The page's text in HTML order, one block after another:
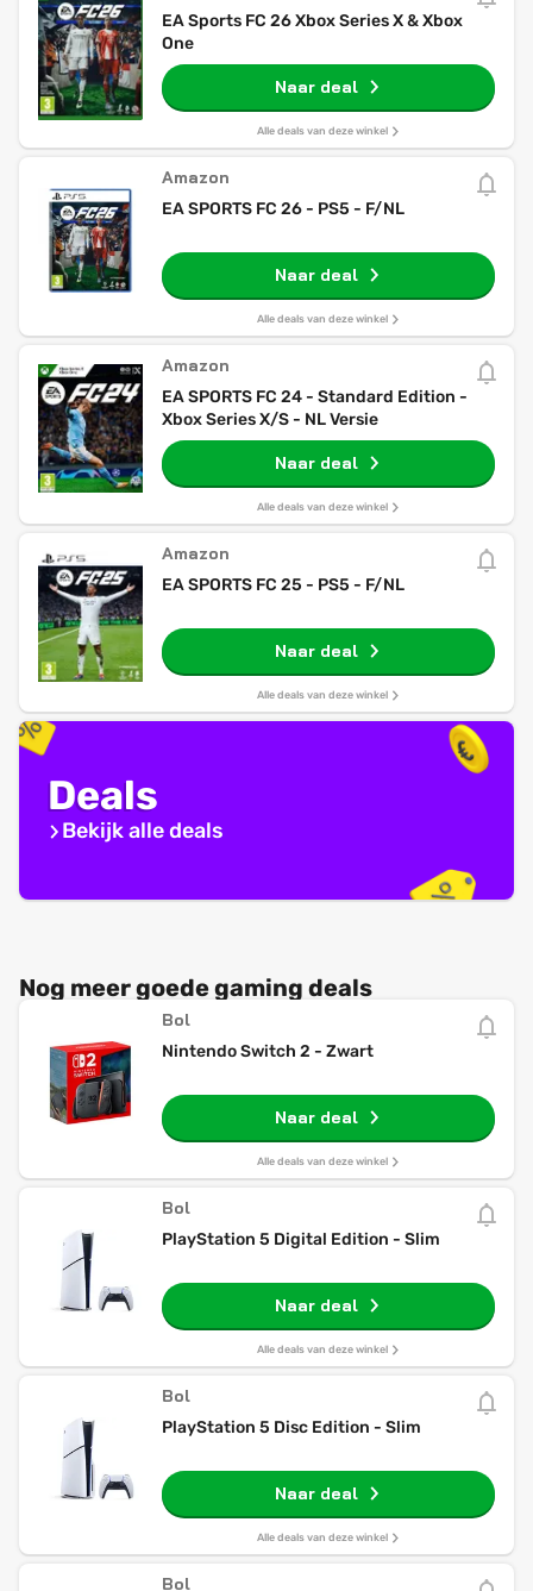
EA Sports FC 26 Xbox Series X & Xbox
One
Naar deal
Alle deals van deze winkel
Amazon
EA SPORTS FC 26 - PS5 - F/NL
Naar deal
Alle deals van deze winkel
Amazon
EA SPORTS FC 24 - Standard Edition -
Xbox Series X/S - NL Versie
Naar deal
Alle deals van deze winkel
Amazon
EA SPORTS FC 25 - PS5 - F/NL
Naar deal
Alle deals van deze winkel
Deals
Bekijk alle deals
Nog meer goede gaming deals
Bol
Nintendo Switch 2 - Zwart
Naar deal
Alle deals van deze winkel
Bol
PlayStation 5 Digital Edition - Slim
Naar deal
Alle deals van deze winkel
Bol
PlayStation 5 Disc Edition - Slim
Naar deal
Alle deals van deze winkel
Bol